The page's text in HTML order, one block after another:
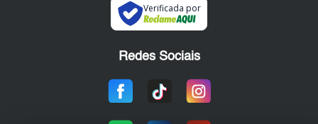
Verificada por
Redes Sociais